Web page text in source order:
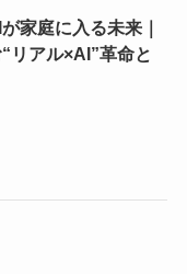
家庭に入る未来｜
リアル×AI”革命と